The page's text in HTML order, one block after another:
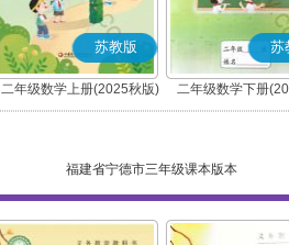
苏教版
二年级数学上册(2025秋版)
苏
二年级数学下册
福建省宁德市三年级课本版本